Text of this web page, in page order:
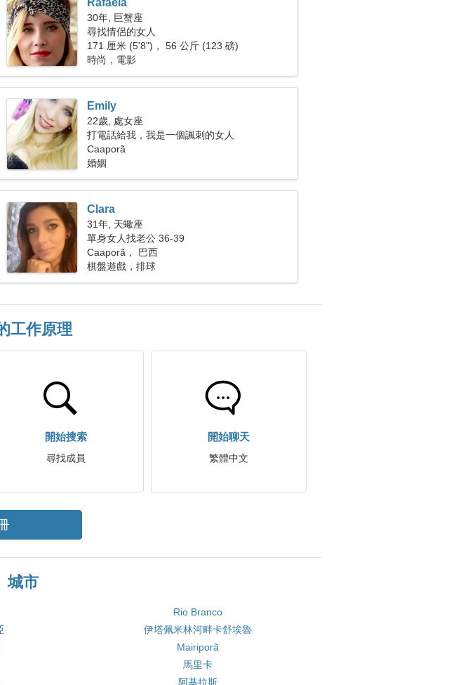
Rafaela
30年, 巨蟹座
尋找情侶的女人
171 厘米 (5'8")， 56 公斤 (123 磅)
時尚，電影
Emily
22歲, 處女座
打電話給我，我是一個諷刺的女人
Caaporã
婚姻
Clara
31年, 天蠍座
單身女人找老公 36-39
Caaporã， 巴西
棋盤遊戲，排球
工作原理
開始搜索
尋找成員
開始聊天
繁體中文
城市
Rio Branco
伊塔佩米林河畔卡舒埃魯
Mairiporã
馬里卡
阿基拉斯